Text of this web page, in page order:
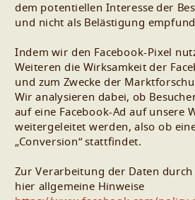
dem potentiellen Interesse der
und nicht als Belästigung
Indem wir den Facebook-Pixel
Weiteren die Wirksamkeit der
und zum Zwecke der
Wir analysieren dabei, ob
auf eine Facebook-Ad auf unsere
weitergeleitet werden, also ob
„Conversion“ stattfindet.
Zur Verarbeitung der Daten durch
hier allgemeine Hinweise